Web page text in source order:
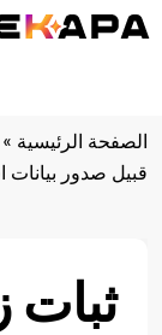
الصفحة الرئيسية »
قبيل صدور بيانات
ثبات